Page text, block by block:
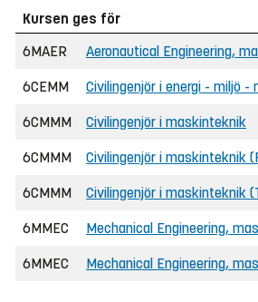
Kursen ges för
6MAER
Aeronautical Engineering,
6CEMM Civilingenjör i energi - miljö
6CMMM Civilingenjör i maskinteknik
6CMMM Civilingenjör i maskinteknik
6CMMM Civilingenjör i maskinteknik
6MMEC Mechanical Engineering,
6MMEC Mechanical Engineering,